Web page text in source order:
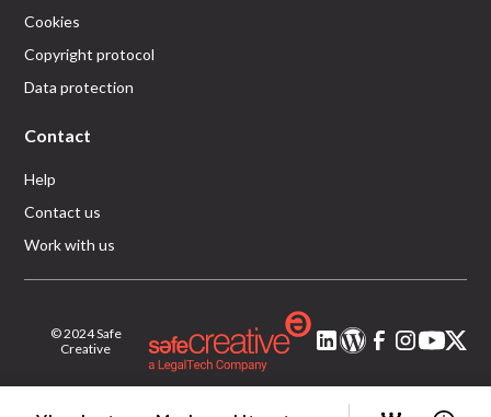
Cookies
Copyright protocol
Data protection
Contact
Help
Contact us
Work with us
© 2024 Safe
Creative